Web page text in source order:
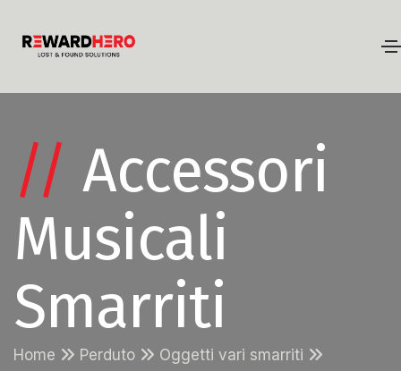
// Accessori
Musicali
Smarriti
Home Perduto
Oggetti vari smarriti